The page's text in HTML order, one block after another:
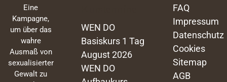
Eine
Kampagne,
um über das
wahre
Ausmaß von
sexualisierter
Gewalt zu
WEN DO
Basiskurs 1 Tag
August 2026
WEN DO
FAQ
Impressum
Datenschutz
Cookies
Sitemap
AGB